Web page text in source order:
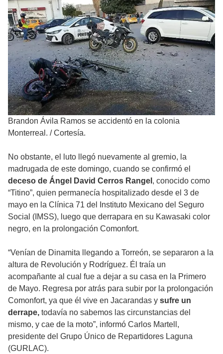
Brandon Ávila Ramos se accidentó en la colonia
Monterreal. /Cortesía.
No obstante, el luto llegó nuevamente al gremio, la
madrugada de este domingo, cuando se confirmó el
deceso de Ángel David Cerros Rangel , conocido como
“Titino”, quien permanecía hospitalizado desde el 3 de
mayo en la Clínica 71 del Instituto Mexicano del Seguro
Social (IMSS), luego que derrapara en su Kawasaki color
negro, en la prolongación Comonfort.
“Venían de Dinamita llegando a Torreón, se separaron a la
altura de Revolución y Rodríguez. Él traía un
acompañante al cual fue a dejar a su casa en la Primero
de Mayo. Regresa por atrás para subir por la prolongación
Comonfort, ya que él vive en Jacarandas y sufre un
derrape, todavía no sabemos las circunstancias del
mismo, y cae de la moto”, informó Carlos Martell,
presidente del Grupo Único de Repartidores Laguna
(GURLAC).